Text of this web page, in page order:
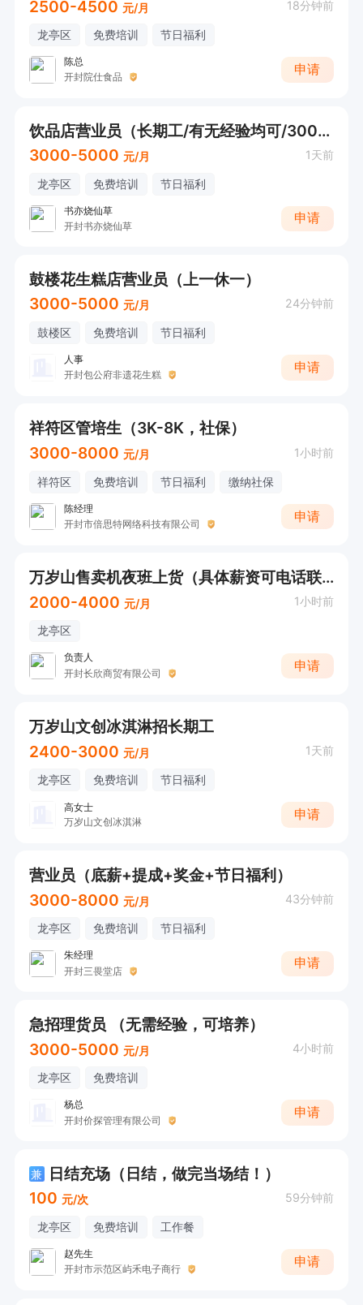
2500-4500 元/月 18分钟前
龙亭区 免费培训 节日福利
陈总
开封院仕食品
申请
饮品店营业员（长期工/有无经验均可/3000+）
3000-5000 元/月 1天前
龙亭区 免费培训 节日福利
书亦烧仙草
开封书亦烧仙草
申请
鼓楼花生糕店营业员（上一休一）
3000-5000 元/月 24分钟前
鼓楼区 免费培训 节日福利
人事
开封包公府非遗花生糕
申请
祥符区管培生（3K-8K，社保）
3000-8000 元/月 1小时前
祥符区 免费培训 节日福利 缴纳社保
陈经理
开封市倍思特网络科技有限公司
申请
万岁山售卖机夜班上货（具体薪资可电话联系）
2000-4000 元/月 1小时前
龙亭区
负责人
开封长欣商贸有限公司
申请
万岁山文创冰淇淋招长期工
2400-3000 元/月 1天前
龙亭区 免费培训 节日福利
高女士
万岁山文创冰淇淋
申请
营业员（底薪+提成+奖金+节日福利）
3000-8000 元/月 43分钟前
龙亭区 免费培训 节日福利
朱经理
开封三畏堂店
申请
急招理货员 （无需经验，可培养）
3000-5000 元/月 4小时前
龙亭区 免费培训
杨总
开封价探管理有限公司
申请
兼
日结充场（日结，做完当场结！）
100 元/次 59分钟前
龙亭区 免费培训 工作餐
赵先生
开封市示范区屿禾电子商行
申请